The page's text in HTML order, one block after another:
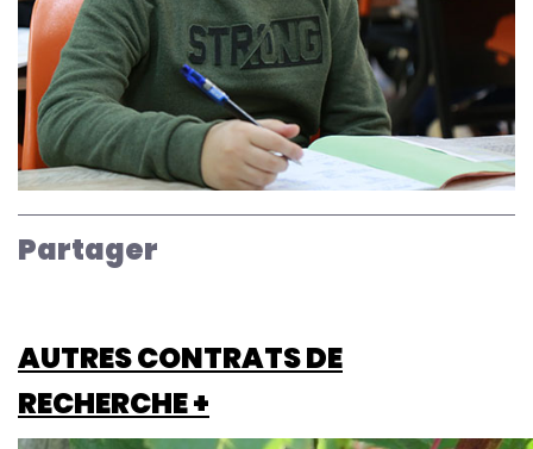
Partager
AUTRES CONTRATS DE
RECHERCHE +